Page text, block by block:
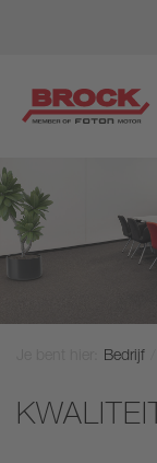
Bedrijf